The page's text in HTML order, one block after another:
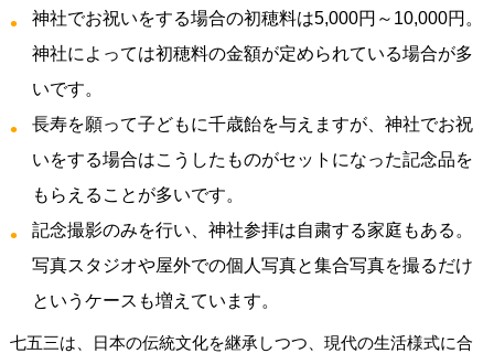
神社でお祝いをする場合の初穂料は5,000円～10,000円。
神社によっては初穂料の金額が定められている場合が多
いです。
長寿を願って子どもに千歳飴を与えますが、神社でお祝
いをする場合はこうしたものがセットになった記念品を
もらえることが多いです。
記念撮影のみを行い、神社参拝は自粛する家庭もある。
写真スタジオや屋外での個人写真と集合写真を撮るだけ
というケースも増えています。
七五三は、日本の伝統文化を継承しつつ、現代の生活様式に合